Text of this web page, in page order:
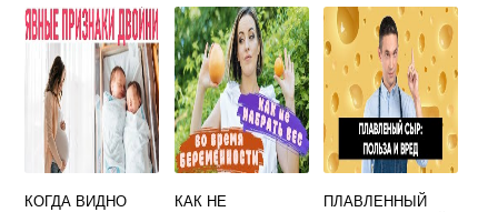
КОГДА ВИДНО
КАК НЕ
ПЛАВЛЕННЫЙ